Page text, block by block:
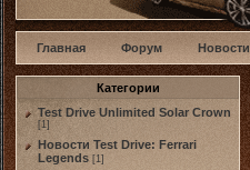
Главная Форум Новости
Категории
Test Drive Unlimited Solar Crown
[1]
Новости Test Drive: Ferrari
Legends [1]